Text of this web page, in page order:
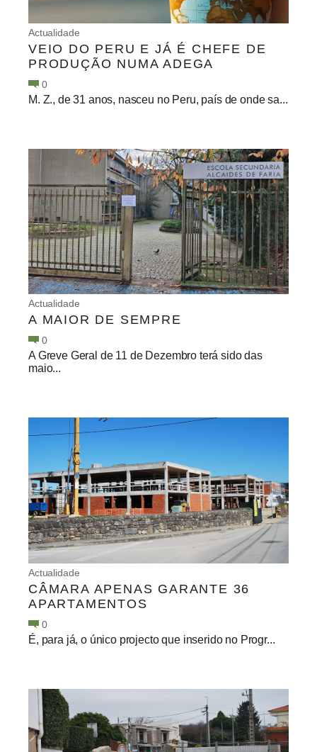
Actualidade
VEIO DO PERU E JÁ É CHEFE DE
PRODUÇÃO NUMA ADEGA
0
M. Z., de 31 anos, nasceu no Peru, país de onde sa...
Actualidade
A MAIOR DE SEMPRE
0
A Greve Geral de 11 de Dezembro terá sido das
maio...
Actualidade
CÂMARA APENAS GARANTE 36
APARTAMENTOS
0
É, para já, o único projecto que inserido no Progr...